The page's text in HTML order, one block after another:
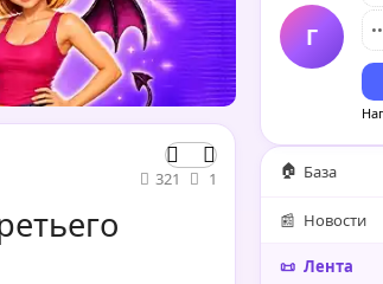
321 1
Г
🏠 База
📰 Новости
📜 Лента